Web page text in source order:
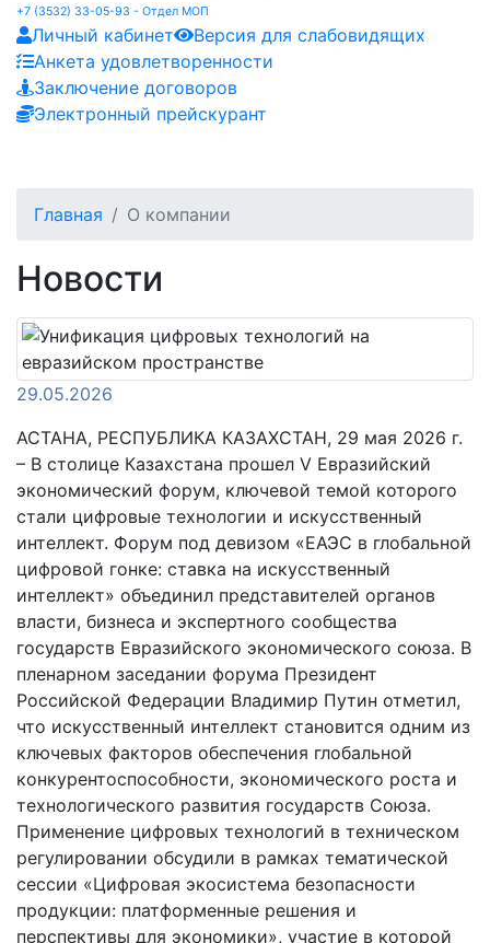
+7 (3532) 33-05-93 - Отдел МОП
Личный кабинет
Версия для слабовидящих
Анкета удовлетворенности
Заключение договоров
Электронный прейскурант
Главная О компании
Новости
29.05.2026
АСТАНА, РЕСПУБЛИКА КАЗАХСТАН, 29 мая 2026 г.
– В столице Казахстана прошел V Евразийский
экономический форум, ключевой темой которого
стали цифровые технологии и искусственный
интеллект. Форум под девизом «ЕАЭС в глобальной
цифровой гонке: ставка на искусственный
интеллект» объединил представителей органов
власти, бизнеса и экспертного сообщества
государств Евразийского экономического союза. В
пленарном заседании форума Президент
Российской Федерации Владимир Путин отметил,
что искусственный интеллект становится одним из
ключевых факторов обеспечения глобальной
конкурентоспособности, экономического роста и
технологического развития государств Союза.
Применение цифровых технологий в техническом
регулировании обсудили в рамках тематической
сессии «Цифровая экосистема безопасности
продукции: платформенные решения и
перспективы для экономики», участие в которой